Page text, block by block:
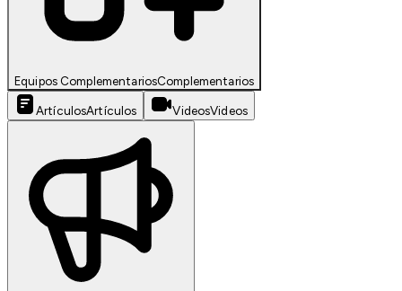
Equipos ComplementariosComplementarios
ArtículosArtículos VideosVideos